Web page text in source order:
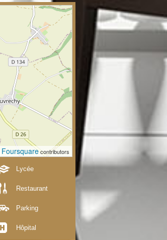
Foursquarecontributors
Lycée
Restaurant
Parking
Hôpital